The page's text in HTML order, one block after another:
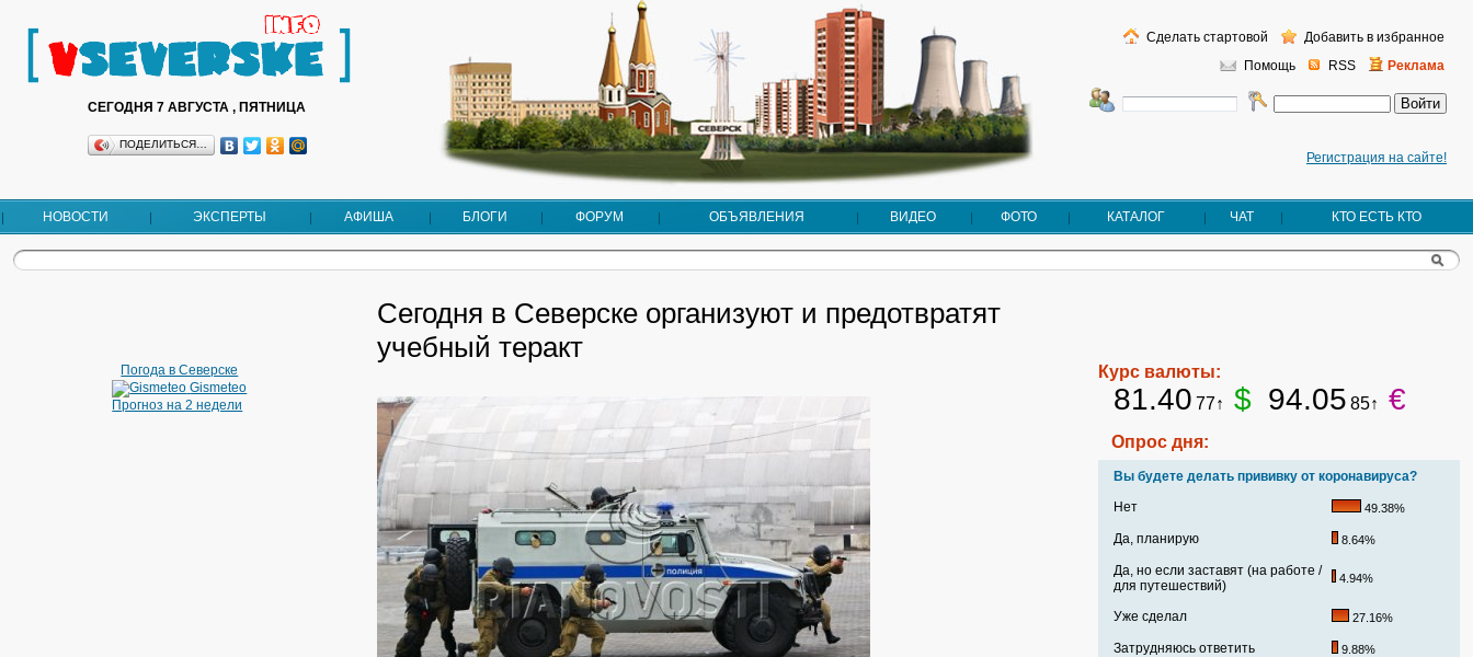
СЕГОДНЯ 7 АВГУСТА , ПЯТНИЦА
ПОДЕЛИТЬСЯ…
Регистрация на сайте!
Помощь RSS Реклама
Сделать стартовой Добавить в избранное
НОВОСТИ ЭКСПЕРТЫ АФИША БЛОГИ ФОРУМ ОБЪЯВЛЕНИЯ ВИДЕО ФОТО КАТАЛОГ ЧАТ КТО ЕСТЬ КТО
Погода в Северске
Gismeteo
Прогноз на 2 недели
Сегодня в Северске организуют и предотвратят
учебный теракт
Курс валюты:
81.40 77↑ $ 94.05 85↑ €
Опрос дня:
Вы будете делать прививку от коронавируса?
Нет
49.38%
Да, планирую 8.64%
Да, но если заставят (на работе /
для путешествий)
4.94%
Уже сделал 27.16%
Затрудняюсь ответить 9.88%